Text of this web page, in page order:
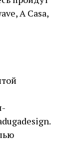
A Casa,